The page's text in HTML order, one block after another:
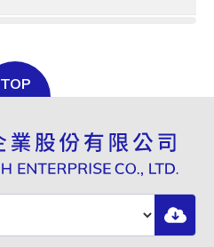
TOP